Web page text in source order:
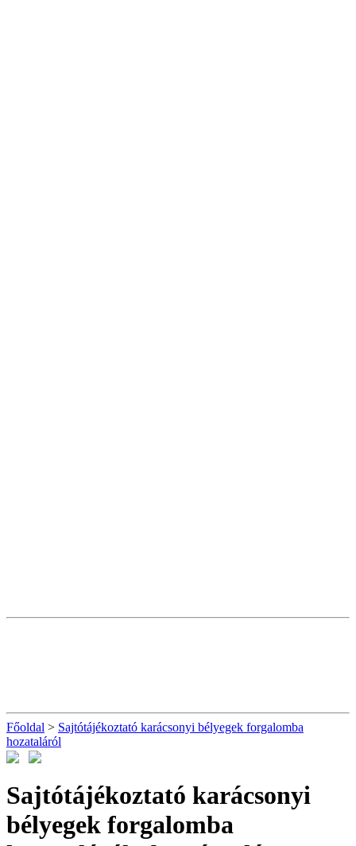
Főoldal > Sajtótájékoztató karácsonyi bélyegek forgalomba
hozataláról
Sajtótájékoztató karácsonyi
bélyegek forgalomba